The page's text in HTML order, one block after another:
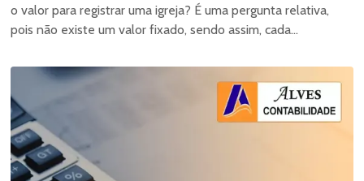
o valor para registrar uma igreja? É uma pergunta relativa,
pois não existe um valor fixado, sendo assim, cada...